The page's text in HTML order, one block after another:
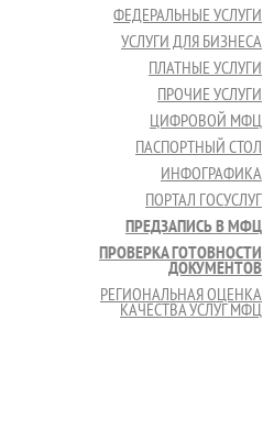
ФЕДЕРАЛЬНЫЕ УСЛУГИ
УСЛУГИ ДЛЯ БИЗНЕСА
ПЛАТНЫЕ УСЛУГИ
ПРОЧИЕ УСЛУГИ
ЦИФРОВОЙ МФЦ
ПАСПОРТНЫЙ СТОЛ
ИНФОГРАФИКА
ПОРТАЛ ГОСУСЛУГ
ПРЕДЗАПИСЬ В МФЦ
ПРОВЕРКА ГОТОВНОСТИ
ДОКУМЕНТОВ
РЕГИОНАЛЬНАЯ ОЦЕНКА
КАЧЕСТВА УСЛУГ МФЦ